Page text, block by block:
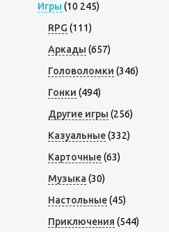
Игры (10 245)
RPG (111)
Аркады (657)
Головоломки (346)
Гонки (494)
Другие игры (256)
Казуальные(332)
Карточные(63)
Музыка (30)
Настольные(45)
Приключения (544)